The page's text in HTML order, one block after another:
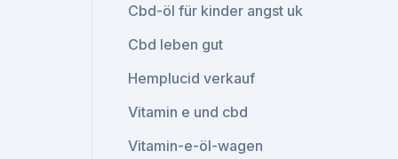
Cbd-öl für kinder angst uk
Cbd leben gut
Hemplucid verkauf
Vitamin e und cbd
Vitamin-e-öl-wagen